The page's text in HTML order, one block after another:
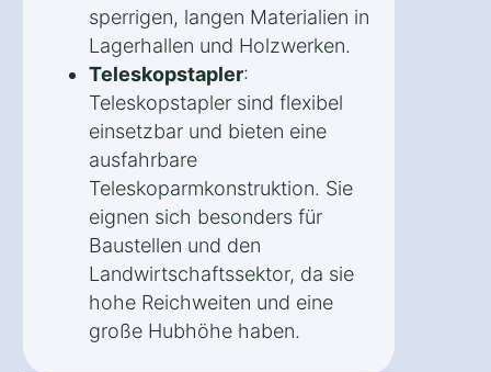
sperrigen, langen Materialien in
Lagerhallen und Holzwerken.
Teleskopstapler:
Teleskopstapler sind flexibel
einsetzbar und bieten eine
ausfahrbare
Teleskoparmkonstruktion. Sie
eignen sich besonders für
Baustellen und den
Landwirtschaftssektor, da sie
hohe Reichweiten und eine
große Hubhöhe haben.